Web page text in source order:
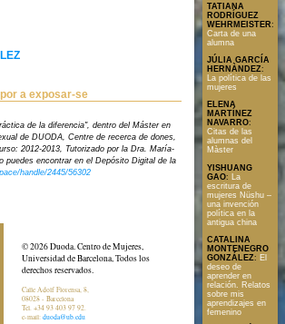
a exposar-se
de la diferencia", dentro del Máster en
de DUODA, Centre de recerca de dones,
2012-2013, Tutorizado por la Dra. María-
puedes encontrar en el Depósito Digital de la
handle/2445/56302
© 2026 Duoda. Centro de Mujeres,
Universidad de Barcelona, Todos los
derechos reservados.
Calle Adolf Florensa, 8,
08028 - Barcelona
Tel. +34 93 403 97 92.
e-mail:duoda@ub.edu
TATIANA
RODRÍGUEZ
WEHRMEISTER:
Carta de una
alumna
JÚLIA GARCÍA
HERNÀNDEZ:
La política de las
mujeres
ELENA
MARTÍNEZ
NAVARRO:
Citas de las
alumnas del
Màster
YISHUANG
GAO:
La
escritura de
mujeres Nüshu –
una invención
política en la
antigua china
CATALINA
MONTENEGRO
GONZÁLEZ: El
deseo de
aprender en
relación. Relatos
sobre mis
aprendizajes en
femenino